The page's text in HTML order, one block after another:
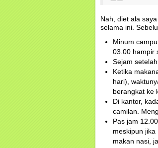
Nah, diet ala
selama ini.
Minum
03.00 hampir
Sejam
Ketika
hari),
berangkat ke
Di kantor,
camilan.
Pas jam
meskipun
makan nasi,